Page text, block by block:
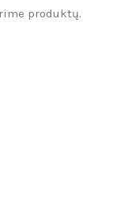
produktų.